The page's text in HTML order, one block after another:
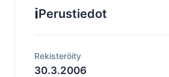
ℹ️Perustiedot
Rekisteröity
30.3.2006